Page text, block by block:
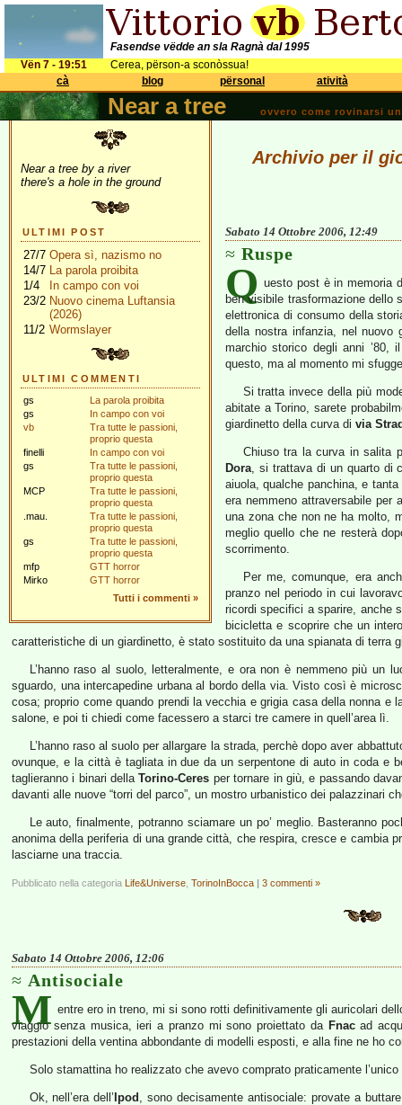
Fasendse vëdde an sla Ragnà dal 1995
Vën 7 - 19:51
Cerea, përson-a sconòssua!
cà
blog përsonal atività
Near a tree ovvero come rovinarsi
Near a tree by a river
there's a hole in the ground
ULTIMI POST
27/7 Opera sì, nazismo no
14/7 La parola proibita
1/4
In campo con voi
23/2 Nuovo cinema Luftansia
(2026)
11/2 Wormslayer
ULTIMI COMMENTI
gs
La parola proibita
gs
In campo con voi
vb
Tra tutte le passioni,
proprio questa
finelli
In campo con voi
gs
Tra tutte le passioni,
proprio questa
MCP
Tra tutte le passioni,
proprio questa
.mau.
Tra tutte le passioni,
proprio questa
gs
Tra tutte le passioni,
proprio questa
mfp
GTT horror
Mirko
GTT horror
Tutti i commenti »
Archivio per il
Sabato 14 Ottobre 2006, 12:49
Ruspe
Q uesto post è in memoria
ben visibile trasformazione dello
elettronica di consumo della
della nostra infanzia, nel nuovo
marchio storico degli anni ’80,
questo, ma al momento mi
Si tratta invece della più
abitate a Torino, sarete
giardinetto della curva di via
Chiuso tra la curva in salita
Dora, si trattava di un quarto di
aiuola, qualche panchina, e
era nemmeno attraversabile per
una zona che non ne ha molto,
meglio quello che ne resterà
scorrimento.
Per me, comunque, era
pranzo nel periodo in cui
ricordi specifici a sparire, anche
bicicletta e scoprire che un
caratteristiche di un giardinetto, è stato sostituito da una spianata di terra
L’hanno raso al suolo, letteralmente, e ora non è nemmeno più un
sguardo, una intercapedine urbana al bordo della via. Visto così è
cosa; proprio come quando prendi la vecchia e grigia casa della nonna e
salone, e poi ti chiedi come facessero a starci tre camere in quell’area lì.
L’hanno raso al suolo per allargare la strada, perchè dopo aver
ovunque, e la città è tagliata in due da un serpentone di auto in coda e
taglieranno i binari dellaTorino-Ceres per tornare in giù, e passando
davanti alle nuove “torri del parco”, un mostro urbanistico dei palazzinari
Le auto, finalmente, potranno sciamare un po’ meglio. Basteranno
anonima della periferia di una grande città, che respira, cresce e cambia
lasciarne una traccia.
Pubblicato nella categoria Life&Universe TorinoInBocca | 3 commenti »
Sabato 14 Ottobre 2006, 12:06
Antisociale
M entre ero in treno, mi si sono rotti definitivamente gli auricolari
viaggio senza musica, ieri a pranzo mi sono proiettato da Fnacad
prestazioni della ventina abbondante di modelli esposti, e alla fine ne ho
Solo stamattina ho realizzato che avevo comprato praticamente
Ok, nell’era dell’ Ipod , sono decisamente antisociale: provate a